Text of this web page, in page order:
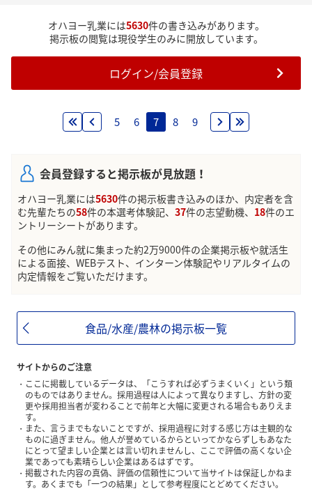
オハヨー乳業には5630件の書き込みがあります。
掲示板の閲覧は現役学生のみに開放しています。
ログイン/会員登録
5 6 7 8 9
会員登録すると掲示板が見放題！
オハヨー乳業には5630件の掲示板書き込みのほか、内定者を含
む先輩たちの58件の本選考体験記、 37件の志望動機、 18件のエ
ントリーシートがあります。
その他にみん就に集まった約2万9000件の企業掲示板や就活生
による面接、WEBテスト、インターン体験記やリアルタイムの
内定情報をご覧いただけます。
食品/水産/農林の掲示板一覧
サイトからのご注意
ここに掲載しているデータは、「こうすれば必ずうまくいく」という類
のものではありません。採用過程は人によって異なりますし、方針の変
更や採用担当者が変わることで前年と大幅に変更される場合もありえま
す。
また、言うまでもないことですが、採用過程に対する感じ方は主観的な
ものに過ぎません。他人が誉めているからといってかならずしもあなた
にとって望ましい企業とは言い切れませんし、ここで評価の高くない企
業であっても素晴らしい企業はあるはずです。
掲載された内容の真偽、評価の信頼性について当サイトは保証しかねま
す。あくまでも「一つの結果」として参考程度にとどめてください。